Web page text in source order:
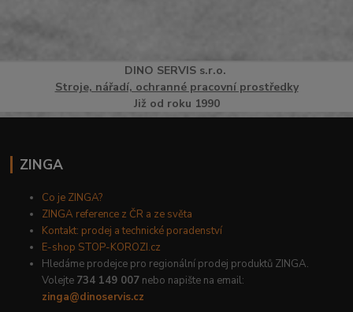
DINO SERVISs.r.o.
Stroje, nářadí, ochranné pracovní prostředky
Již od roku 1990
ZINGA
Co je ZINGA?
ZINGA reference z ČR a ze světa
Kontakt: prodej a technické poradenství
E-shop STOP-KOROZI.cz
Hledáme prodejce pro regionální prodej produktů ZINGA.
Volejte 734 149 007 nebo napište na email:
zinga@dinoservis.cz